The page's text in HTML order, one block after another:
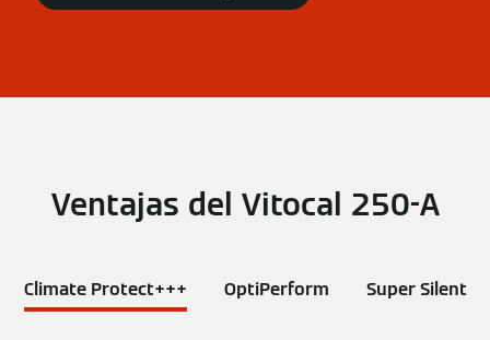
Ventajas del Vitocal 250-A
Climate Protect+++ OptiPerform Super Silent